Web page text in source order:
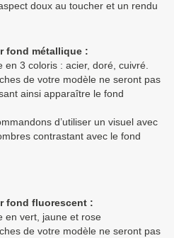
doux au toucher et un rendu
fond métallique :
en 3 coloris : acier, doré, cuivré.
de votre modèle ne seront pas
ainsi apparaître le fond
d’utiliser un visuel avec
contrastant avec le fond
fond fluorescent :
en vert, jaune et rose
de votre modèle ne seront pas